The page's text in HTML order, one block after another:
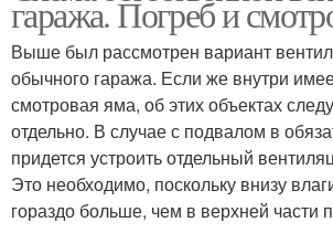
гаража. Погреб и
Выше был рассмотрен вариант
обычного гаража. Если же внутри
смотровая яма, об этих объектах
отдельно. В случае с подвалом в
придется устроить отдельный
Это необходимо, поскольку внизу
гораздо больше, чем в верхней части